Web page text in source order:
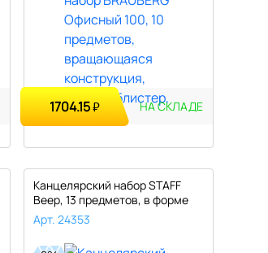
1704.15₽ НА СКЛАДЕ
Канцелярский набор STAFF
Веер, 13 предметов, в форме
ве..
Арт. 24353